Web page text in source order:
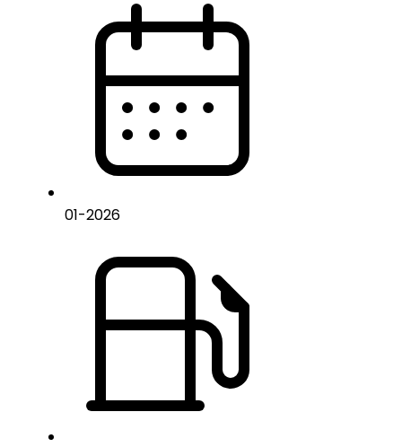
01-2026